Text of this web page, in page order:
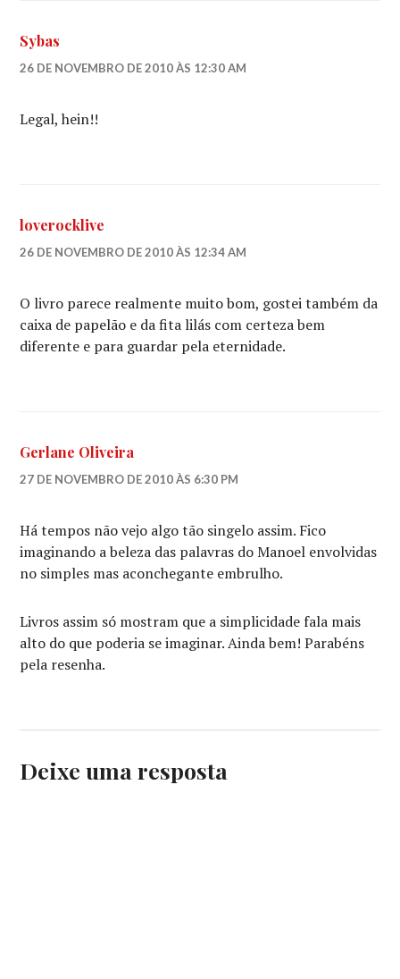
Sybas
26 DE NOVEMBRO DE 2010 ÀS 12:30 AM
Legal, hein!!
loverocklive
26 DE NOVEMBRO DE 2010 ÀS 12:34 AM
O livro parece realmente muito bom, gostei também da
caixa de papelão e da fita lilás com certeza bem
diferente e para guardar pela eternidade.
Gerlane Oliveira
27 DE NOVEMBRO DE 2010 ÀS 6:30 PM
Há tempos não vejo algo tão singelo assim. Fico
imaginando a beleza das palavras do Manoel envolvidas
no simples mas aconchegante embrulho.
Livros assim só mostram que a simplicidade fala mais
alto do que poderia se imaginar. Ainda bem! Parabéns
pela resenha.
Deixe uma resposta